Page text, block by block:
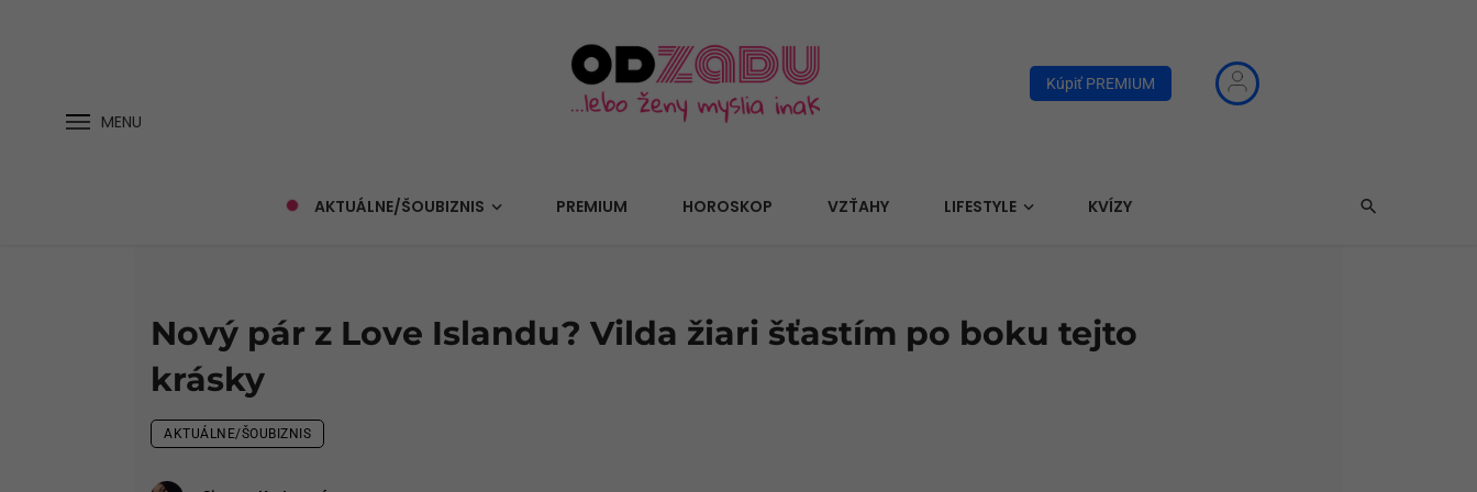
MENU
Kúpiť PREMIUM
AKTUÁLNE/ŠOUBIZNIS PREMIUM HOROSKOP VZŤAHY LIFESTYLE KVÍZY
Nový pár z Love Islandu? Vilda žiari šťastím po boku tejto
krásky
AKTUÁLNE/ŠOUBIZNIS